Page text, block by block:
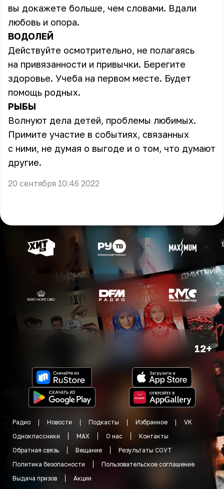
вы докажете больше, чем словами. Вдали
любовь и опора.
ВОДОЛЕЙ
Действуйте осмотрительно, не полагаясь
на привязанности и привычки. Берегите
здоровье. Учеба на первом месте. Будет
помощь родных.
РЫБЫ
Волнуют дела детей, проблемы любимых.
Примите участие в событиях, связанных
с ними, не думая о выгоде и о том, что думают
другие.
20 сентября 10:46 2022
12+
Радио Новости Подкасты Избранное
VK
Одноклассники
MAX О нас
Контакты
Обратная связь
Вещание
Результаты СОУТ
Политика безопасности
Пользовательское соглашение
Выдача призов
Акции